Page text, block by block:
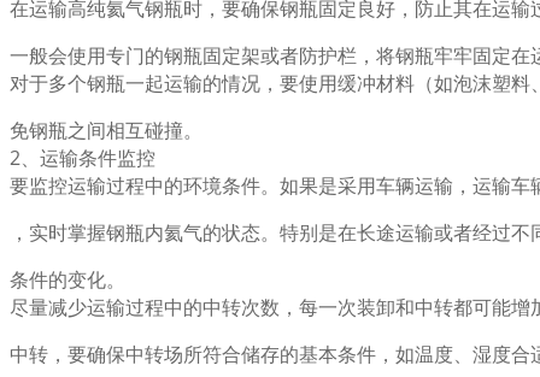
在运输高纯氦气钢瓶时，要确保钢瓶固定良好，防止其在运
一般会使用专门的钢瓶固定架或者防护栏，将钢瓶牢牢固定在
对于多个钢瓶一起运输的情况，要使用缓冲材料（如泡沫塑
免钢瓶之间相互碰撞。
2、运输条件监控
要监控运输过程中的环境条件。如果是采用车辆运输，运输
，实时掌握钢瓶内氦气的状态。特别是在长途运输或者经过
条件的变化。
尽量减少运输过程中的中转次数，每一次装卸和中转都可能
中转，要确保中转场所符合储存的基本条件，如温度、湿度合